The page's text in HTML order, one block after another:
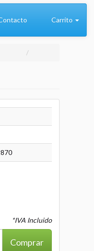
Carrito
*IVA Incluido
Comprar